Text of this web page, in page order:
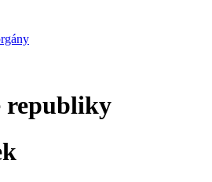
republiky